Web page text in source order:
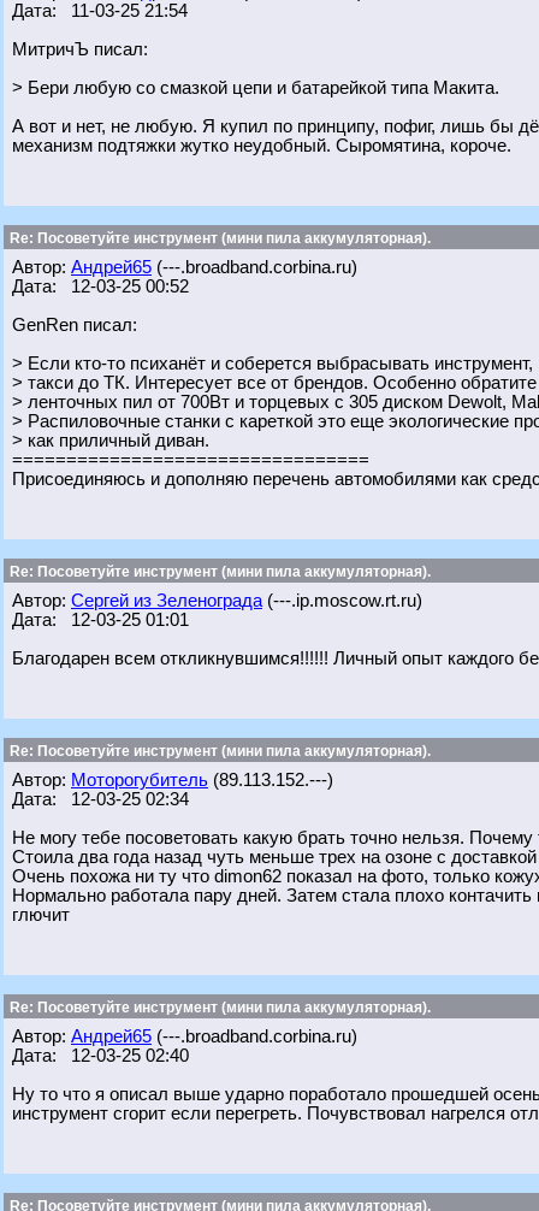
Дата: 11-03-25 21:54
МитричЪ писал:
> Бери любую со смазкой цепи и батарейкой типа Макита.
А вот и нет, не любую. Я купил по принципу, пофиг, лишь бы
механизм подтяжки жутко неудобный. Сыромятина, короче.
Re: Посоветуйте инструмент (мини пила аккумуляторная).
Автор: Андрей65 (---.broadband.corbina.ru)
Дата: 12-03-25 00:52
GenRen писал:
> Если кто-то психанёт и соберется выбрасывать
> такси до ТК. Интересует все от брендов. Особенно
> ленточных пил от 700Вт и торцевых с 305 диском Dewolt,
> Распиловочные станки с кареткой это еще экологические
> как приличный диван.
=================================
Присоединяюсь и дополняю перечень автомобилями как
Re: Посоветуйте инструмент (мини пила аккумуляторная).
Автор: Сергей из Зеленограда (---.ip.moscow.rt.ru)
Дата: 12-03-25 01:01
Благодарен всем откликнувшимся!!!!!! Личный опыт каждого
Re: Посоветуйте инструмент (мини пила аккумуляторная).
Автор: Моторогубитель (89.113.152.---)
Дата: 12-03-25 02:34
Не могу тебе посоветовать какую брать точно нельзя.
Стоила два года назад чуть меньше трех на озоне с
Очень похожа ни ту что dimon62 показал на фото, только
Нормально работала пару дней. Затем стала плохо
глючит
Re: Посоветуйте инструмент (мини пила аккумуляторная).
Автор: Андрей65 (---.broadband.corbina.ru)
Дата: 12-03-25 02:40
Ну то что я описал выше ударно поработало прошедшей
инструмент сгорит если перегреть. Почувствовал нагрелся
Re: Посоветуйте инструмент (мини пила аккумуляторная).